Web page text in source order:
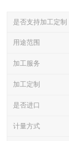
是否支持加工定制
用途范围
加工服务
加工定制
是否进口
计量方式